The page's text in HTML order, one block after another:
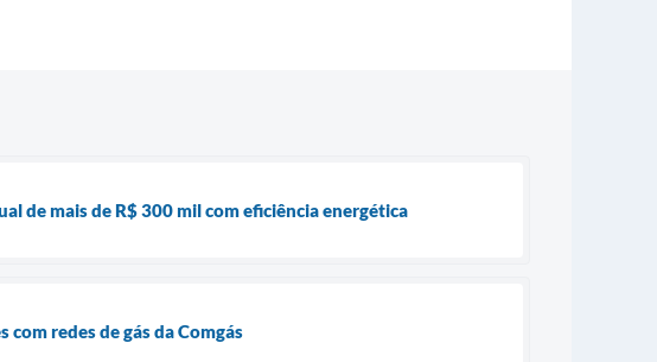
de mais de R$ 300 mil com eficiência energética
com redes de gás da Comgás